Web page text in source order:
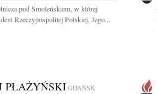
pod Smoleńskiem, w której
Rzeczypospolitej Polskiej, Jego...
PŁAŻYŃSKIGDAŃSK